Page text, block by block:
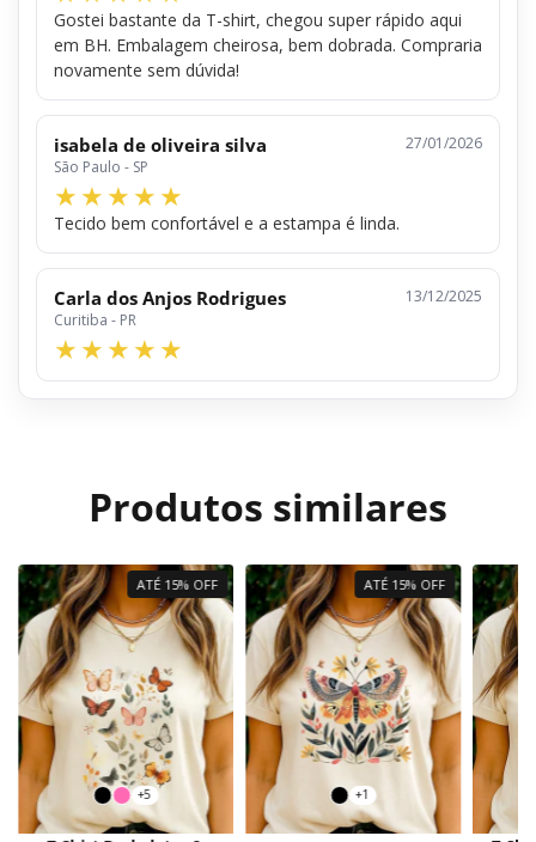
Gostei bastante da T-shirt, chegou super rápido aqui
em BH. Embalagem cheirosa, bem dobrada. Compraria
novamente sem dúvida!
isabela de oliveira silva
São Paulo - SP
27/01/2026
Tecido bem confortável e a estampa é linda.
Carla dos Anjos Rodrigues
Curitiba - PR
13/12/2025
Produtos similares
ATÉ 15% OFF
+5
ATÉ 15% OFF
+1